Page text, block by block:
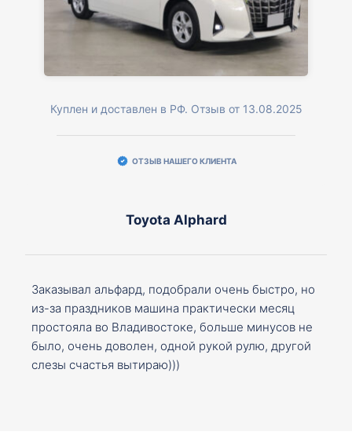
Куплен и доставлен в РФ. Отзыв от 13.08.2025
ОТЗЫВ НАШЕГО КЛИЕНТА
Toyota Alphard
Заказывал альфард, подобрали очень быстро, но
из-за праздников машина практически месяц
простояла во Владивостоке, больше минусов не
было, очень доволен, одной рукой рулю, другой
слезы счастья вытираю)))